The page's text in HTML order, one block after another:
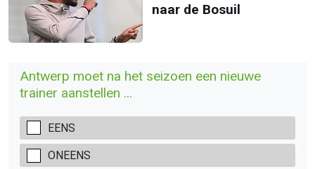
naar de Bosuil
Antwerp moet na het seizoen een nieuwe
trainer aanstellen ...
EENS
ONEENS